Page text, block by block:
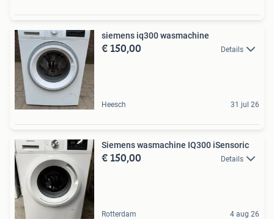
siemens iq300 wasmachine
€ 150,00 Details
Heesch 31 jul 26
Siemens wasmachine IQ300 iSensoric
€ 150,00 Details
Rotterdam 4 aug 26